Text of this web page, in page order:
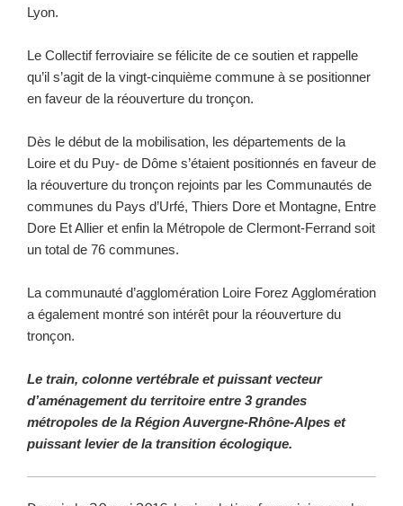
Lyon.
Le Collectif ferroviaire se félicite de ce soutien et rappelle
qu’il s’agit de la vingt-cinquième commune à se positionner
en faveur de la réouverture du tronçon.
Dès le début de la mobilisation, les départements de la
Loire et du Puy- de Dôme s’étaient positionnés en faveur de
la réouverture du tronçon rejoints par les Communautés de
communes du Pays d’Urfé, Thiers Dore et Montagne, Entre
Dore Et Allier et enfin la Métropole de Clermont-Ferrand soit
un total de 76 communes.
La communauté d’agglomération Loire Forez Agglomération
a également montré son intérêt pour la réouverture du
tronçon.
Le train, colonne vertébrale et puissant vecteur
d’aménagement du territoire entre 3 grandes
métropoles de la Région Auvergne-Rhône-Alpes et
puissant levier de la transition écologique.